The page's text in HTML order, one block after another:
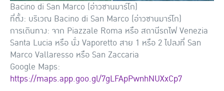
Bacino di San Marco (อ่าวซานมาร์โก)
ที่ตั้ง: บริเวณ Bacino di San Marco (อ่าวซานมาร์โก)
การเดินทาง: จาก Piazzale Roma หรือ สถานีรถไฟ Venezia
Santa Lucia หรือ นั่ง Vaporetto สาย 1 หรือ 2 ไปลงที่ San
Marco Vallaresso หรือ San Zaccaria
Google Maps:
https://maps.app.goo.gl/7gLFApPwnhNUXxCp7